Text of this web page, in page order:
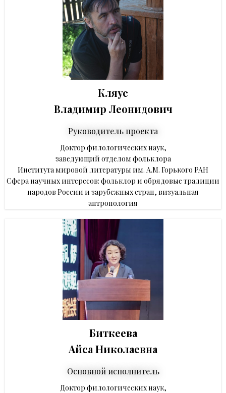
Кляус
Владимир Леонидович
Руководитель проекта
Доктор филологических наук,
заведующий отделом фольклора
Института мировой литературы им. А.М. Горького РАН
Сфера научных интересов: фольклор и обрядовые традиции
народов России и зарубежных стран, визуальная
антропология
Биткеева
Айса Николаевна
Основной исполнитель
Доктор филологических наук,